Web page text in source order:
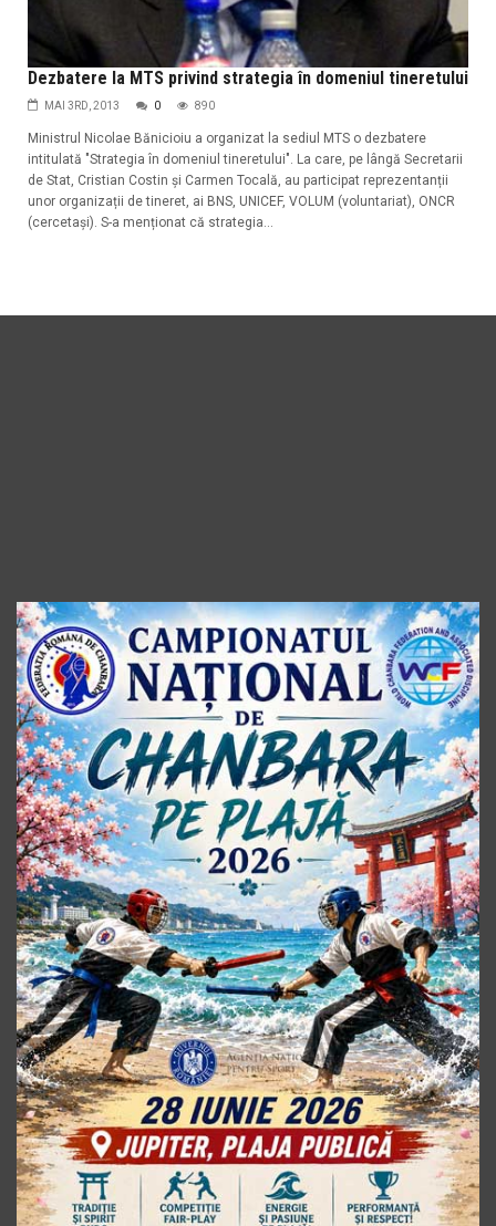
Dezbatere la MTS privind strategia în domeniul tineretului
MAI 3RD, 2013 0 890
Ministrul Nicolae Bănicioiu a organizat la sediul MTS o dezbatere
intitulată "Strategia în domeniul tineretului". La care, pe lângă Secretarii
de Stat, Cristian Costin și Carmen Tocală, au participat reprezentanții
unor organizații de tineret, ai BNS, UNICEF, VOLUM (voluntariat), ONCR
(cercetași). S-a menționat că strategia...